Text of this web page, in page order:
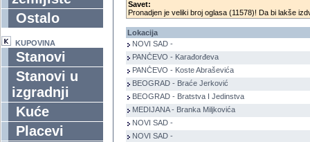
Ostalo
KUPOVINA
Stanovi
Stanovi u
izgradnji
Kuće
Placevi
Savet:
Pronadjen je veliki broj oglasa (11578)! Da bi lakše
Lokacija
NOVI SAD -
PANČEVO - Karađorđeva
PANČEVO - Koste Abraševića
BEOGRAD - Braće Jerković
BEOGRAD - Bratstva I Jedinstva
MEDIJANA - Branka Miljkovića
NOVI SAD -
NOVI SAD -